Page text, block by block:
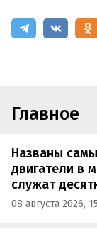
Главное
Названы
двигатели в
служат
08 августа 2026,